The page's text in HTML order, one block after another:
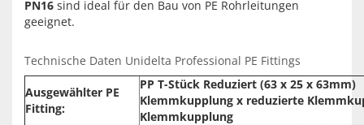
PN16 sind ideal für den Bau von PE Rohrleitungen
geeignet.
Technische Daten Unidelta Professional PE Fittings
Ausgewählter PE
Fitting:
PP T-Stück Reduziert (63 x 25 x 63mm)
Klemmkupplung x reduzierte
Klemmkupplung